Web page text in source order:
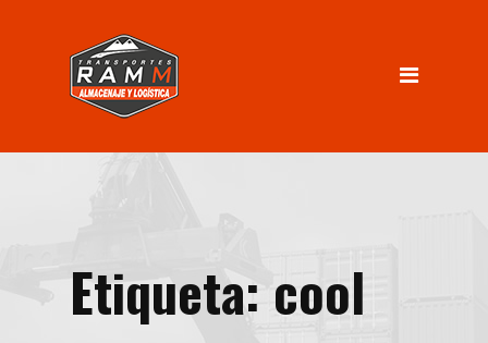
Servicios
Nosotros
INGRESO CLIENTES
Etiqueta: cool